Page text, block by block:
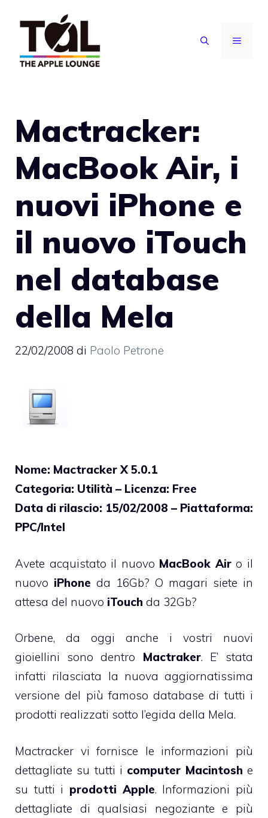
contenuto
MENU
Mactracker:
MacBook Air, i
nuovi iPhone e
il nuovo iTouch
nel database
della Mela
22/02/2008 di Paolo Petrone
Nome: Mactracker X 5.0.1
Categoria: Utilità – Licenza: Free
Data di rilascio: 15/02/2008 – Piattaforma:
PPC/Intel
Avete acquistato il nuovo MacBook Airo il
nuovo iPhone da 16Gb? O magari siete in
attesa del nuovo iTouch da 32Gb?
Orbene, da oggi anche i vostri nuovi
gioiellini sono dentro Mactraker. E’ stata
infatti rilasciata la nuova aggiornatissima
versione del più famoso database di tutti i
prodotti realizzati sotto l’egida della Mela.
Mactracker vi fornisce le informazioni più
dettagliate su tutti i computer Macintosh e
su tutti i prodotti Apple. Informazioni più
dettagliate di qualsiasi negoziante e più